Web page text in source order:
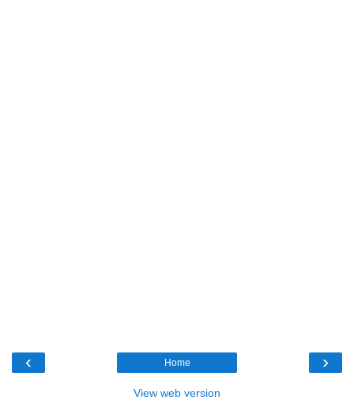
‹ ›
Home
View web version